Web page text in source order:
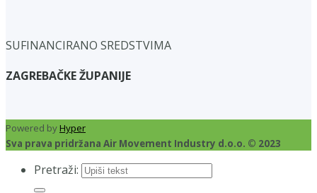
SUFINANCIRANO SREDSTVIMA
ZAGREBAČKE ŽUPANIJE
Powered byHyper
Sva prava pridržana Air Movement Industry d.o.o. © 2023
Pretraži: